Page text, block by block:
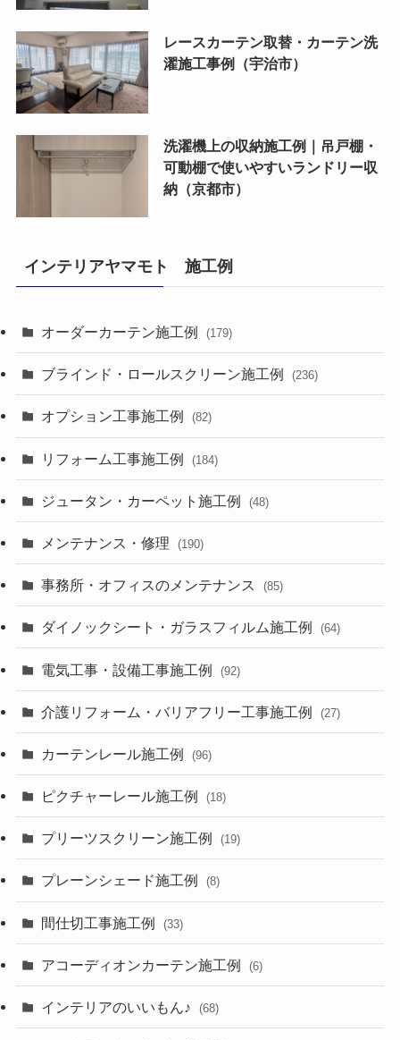
レースカーテン取替・カーテン洗
濯施工事例（宇治市）
洗濯機上の収納施工例｜吊戸棚・
可動棚で使いやすいランドリー収
納（京都市）
インテリアヤマモト 施工例
オーダーカーテン施工例 (179)
ブラインド・ロールスクリーン施工例 (236)
オプション工事施工例 (82)
リフォーム工事施工例 (184)
ジュータン・カーペット施工例 (48)
メンテナンス・修理 (190)
事務所・オフィスのメンテナンス (85)
ダイノックシート・ガラスフィルム施工例 (64)
電気工事・設備工事施工例 (92)
介護リフォーム・バリアフリー工事施工例 (27)
カーテンレール施工例 (96)
ピクチャーレール施工例 (18)
プリーツスクリーン施工例 (19)
プレーンシェード施工例 (8)
間仕切工事施工例 (33)
アコーディオンカーテン施工例 (6)
インテリアのいいもん♪ (68)